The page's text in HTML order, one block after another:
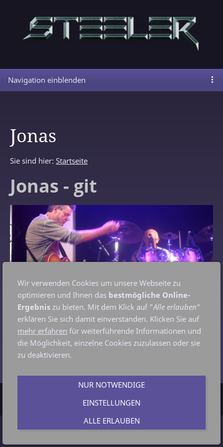
Navigation einblenden
Jonas
Sie sind hier: Startseite
Jonas - git
Wir verwenden Cookies um unsere Webseite zu
optimieren und Ihnen das bestmögliche Online-
Ergebnis zu bieten. Mit dem Klick auf "Alle erlauben"
erklären Sie sich damit einverstanden. Klicken Sie auf
mehr erfahren für weiterführende Informationen und
die Möglichkeit, einzelne Cookies zuzulassen oder sie
zu deaktivieren.
NUR NOTWENDIGE
EINSTELLUNGEN
ALLE ERLAUBEN